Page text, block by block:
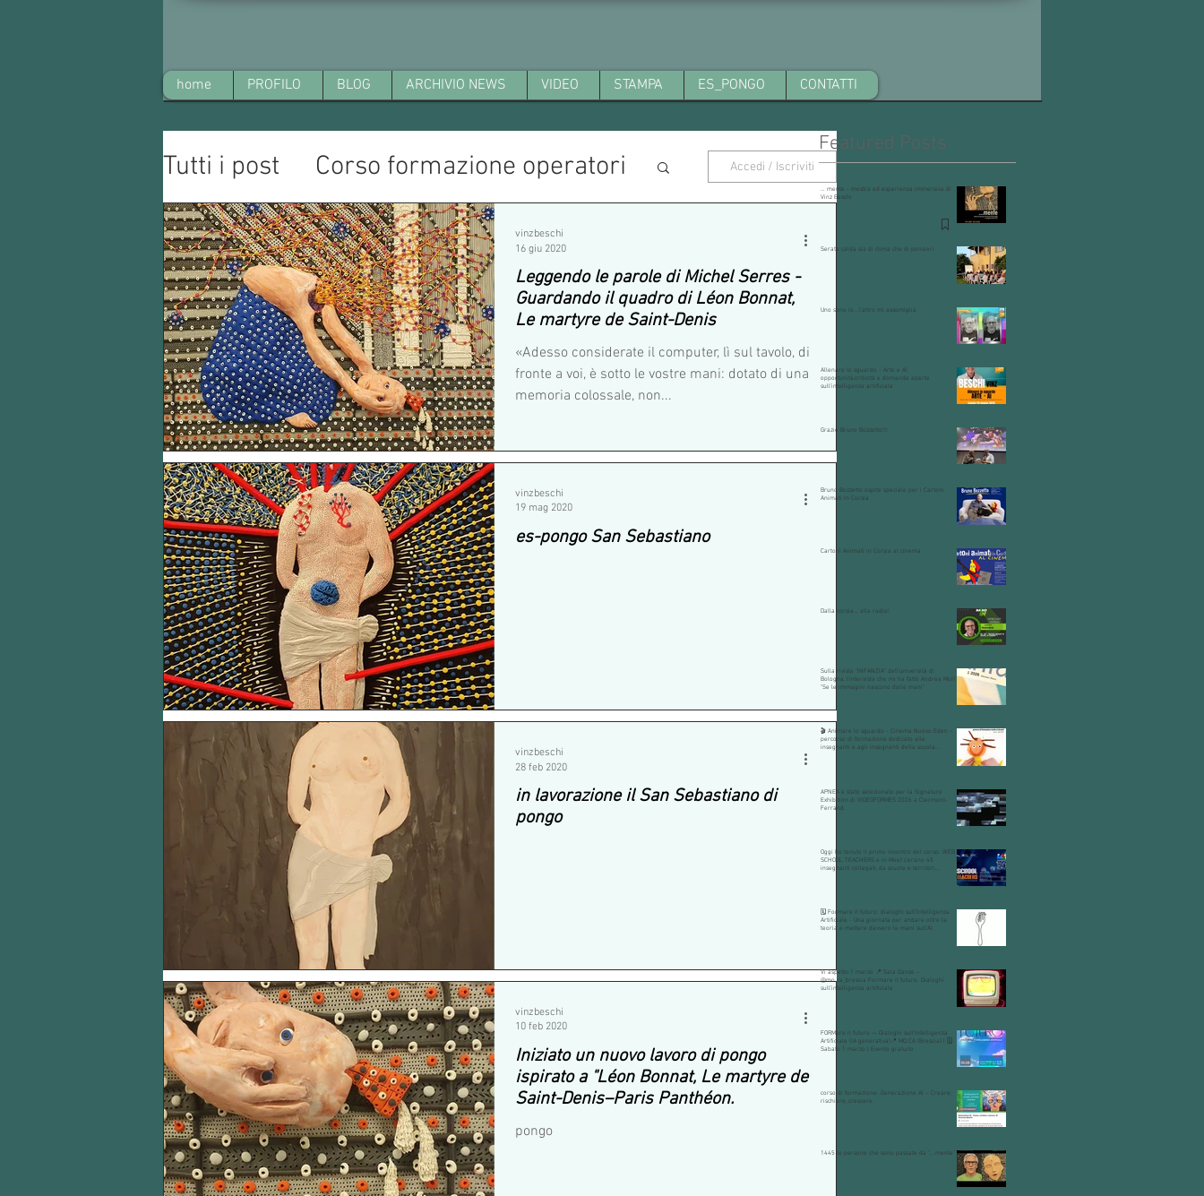
home PROFILO BLOG ARCHIVIO NEWS VIDEO STAMPA ES_PONGO CONTATTI
Tutti i post Corso formazione operatori Accedi / Iscriviti
Leggendo le parole di Michel Serres -
Guardando il quadro di Léon Bonnat,
Le martyre de Saint-Denis
«Adesso considerate il computer, lì sul tavolo, di
fronte a voi, è sotto le vostre mani: dotato di una
memoria colossale, non...
vinzbeschi
16 giu 2020
es-pongo San Sebastiano
vinzbeschi
19 mag 2020
in lavorazione il San Sebastiano di
pongo
vinzbeschi
28 feb 2020
Iniziato un nuovo lavoro di pongo
ispirato a "Léon Bonnat, Le martyre de
Saint-Denis–Paris Panthéon.
pongo
vinzbeschi
10 feb 2020
Featured Posts
… mente - mostra ed esperienza immersiva di
Vinz Beschi
Serata calda sia di clima che di pensieri
Uno sono io...l'altro mi assomiglia
Allenare lo sguardo - Arte e AI,
opportunità,criticità e domande aperte
sull'intelligenza artificiale
Grazie Bruno Bozzetto!!!
Bruno Bozzetto ospite speciale per i Cartoni
Animati In Corsia
Cartoni Animati in Corsia al cinema
Dalla corsia… alla radio!
Sulla rivista "INFANZIA" dell'università di
Bologna, l'intervista che mi ha fatto Andrea Mori
"Se le immagini nascono dalle mani"
🎬 Animare lo sguardo - Cinema Nuovo Eden -
percorso di formazione dedicato alle
insegnanti e agli insegnanti della scuola
APNEA è stato selezionato per la Signature
Exhibition di VIDEOFORMES 2026 a Clermont-
Ferrand.
Oggi ho tenuto il primo incontro del corso: WEB
SCHOOL TEACHERS e in Meet c’erano 45
insegnanti collegati, da scuole e territori
🗓 Formare il futuro: dialoghi sull’Intelligenza
Artificiale - Una giornata per andare oltre la
teoria e mettere davvero le mani sull’AI.
Vi aspetto:1 marzo 📍 Sala Danze –
@mo.ca_brescia Formare il futuro. Dialoghi
sull’intelligenza artificiale
FORMare il futuro — Dialoghi sull’Intelligenza
Artificiale (IA generativa)📍 MO.CA (Brescia) | 🗓
Sabato 1 marzo | Evento gratuito
corso di formazione: Generazione AI – Creare,
rischiare, crescere.
1445 le persone che sono passate da "...mente"